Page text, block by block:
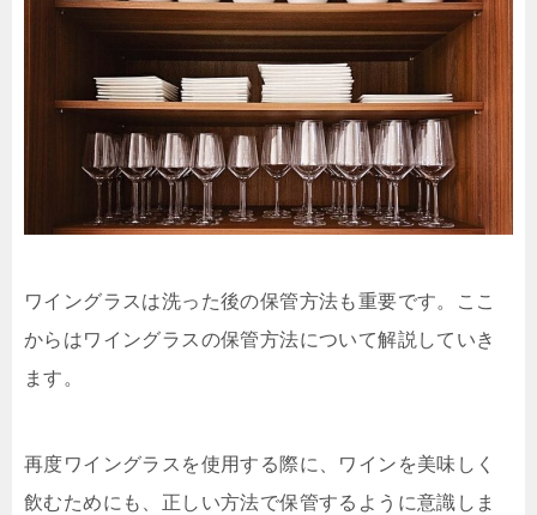
ワイングラスは洗った後の保管方法も重要です。ここ
からはワイングラスの保管方法について解説していき
ます。
再度ワイングラスを使用する際に、ワインを美味しく
飲むためにも、正しい方法で保管するように意識しま